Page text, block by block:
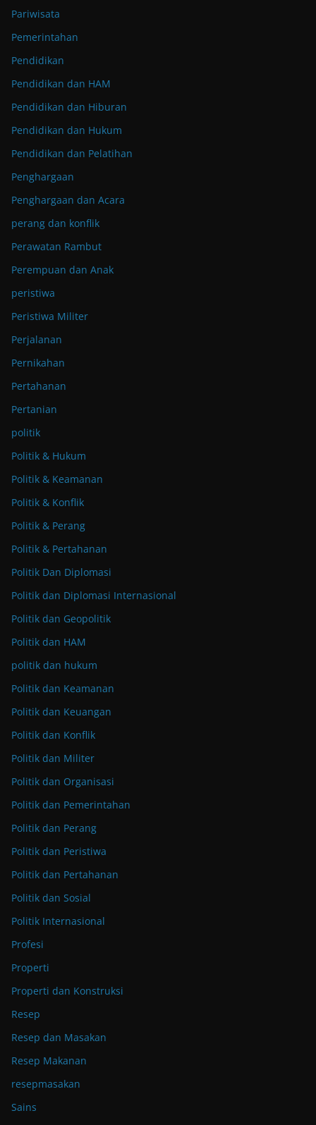
Pariwisata
Pemerintahan
Pendidikan
Pendidikan dan HAM
Pendidikan dan Hiburan
Pendidikan dan Hukum
Pendidikan dan Pelatihan
Penghargaan
Penghargaan dan Acara
perang dan konflik
Perawatan Rambut
Perempuan dan Anak
peristiwa
Peristiwa Militer
Perjalanan
Pernikahan
Pertahanan
Pertanian
politik
Politik & Hukum
Politik & Keamanan
Politik & Konflik
Politik & Perang
Politik & Pertahanan
Politik Dan Diplomasi
Politik dan Diplomasi Internasional
Politik dan Geopolitik
Politik dan HAM
politik dan hukum
Politik dan Keamanan
Politik dan Keuangan
Politik dan Konflik
Politik dan Militer
Politik dan Organisasi
Politik dan Pemerintahan
Politik dan Perang
Politik dan Peristiwa
Politik dan Pertahanan
Politik dan Sosial
Politik Internasional
Profesi
Properti
Properti dan Konstruksi
Resep
Resep dan Masakan
Resep Makanan
resepmasakan
Sains